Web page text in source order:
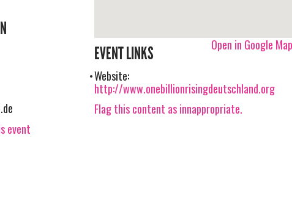
event
Open in Google
EVENT LINKS
Website:
http://www.onebillionrisingdeutschland.org
Flag this content as innappropriate.